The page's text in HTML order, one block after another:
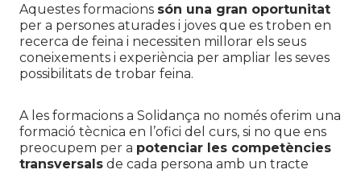
Aquestes formacions són una gran oportunitat
per a persones aturades i joves que es troben en
recerca de feina i necessiten millorar els seus
coneixements i experiència per ampliar les seves
possibilitats de trobar feina.
A les formacions a Solidança no només oferim una
formació tècnica en l’ofici del curs, si no que ens
preocupem per a potenciar les competències
transversals de cada persona amb un tracte